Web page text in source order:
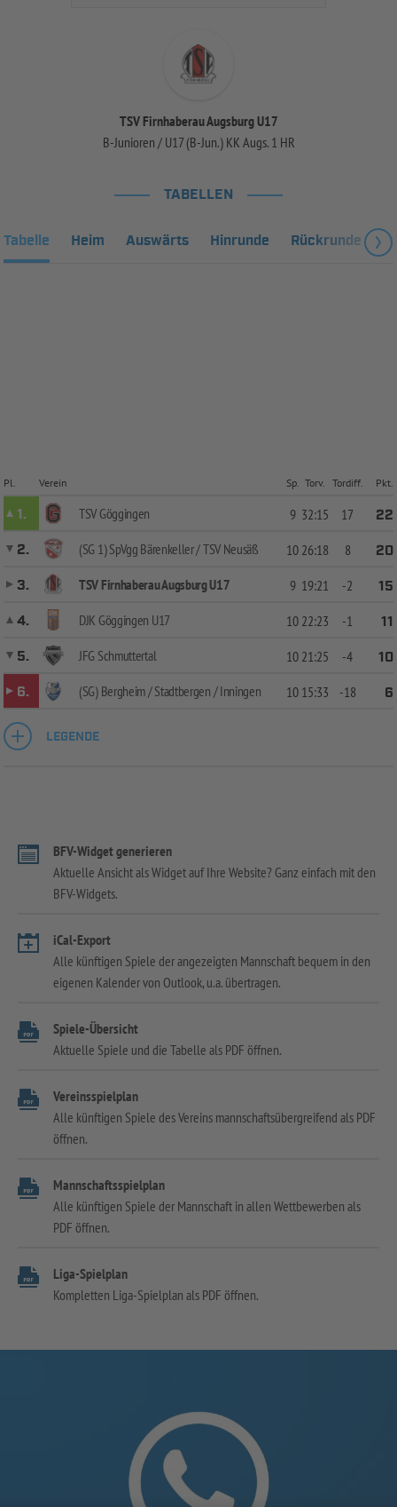
TSV Firnhaberau Augsburg U17
B-Junioren / U17 (B-Jun.) KK Augs. 1 HR
TABELLEN
Tabelle Heim Auswärts Hinrunde Rückrunde
Pl. Verein Sp. Torv. Tordiff. Pkt.
1. TSV Göggingen 9 32:15 17
22
2.
(SG 1) SpVgg Bärenkeller / TSV Neusäß 10 26:18 8
20
3.
TSV Firnhaberau Augsburg U17 9 19:21 -2
15
4.
DJK Göggingen U17 10 22:23 -1
11
5.
JFG Schmuttertal 10 21:25 -4
10
6.
(SG) Bergheim / Stadtbergen / Inningen 10 15:33 -18 6
LEGENDE
BFV-Widget generieren
Aktuelle Ansicht als Widget auf Ihre Website? Ganz einfach mit den
BFV-Widgets.
iCal-Export
Alle künftigen Spiele der angezeigten Mannschaft bequem in den
eigenen Kalender von Outlook, u.a. übertragen.
Spiele-Übersicht
Aktuelle Spiele und die Tabelle als PDF öffnen.
Vereinsspielplan
Alle künftigen Spiele des Vereins mannschaftsübergreifend als PDF
öffnen.
Mannschaftsspielplan
Alle künftigen Spiele der Mannschaft in allen Wettbewerben als
PDF öffnen.
Liga-Spielplan
Kompletten Liga-Spielplan als PDF öffnen.